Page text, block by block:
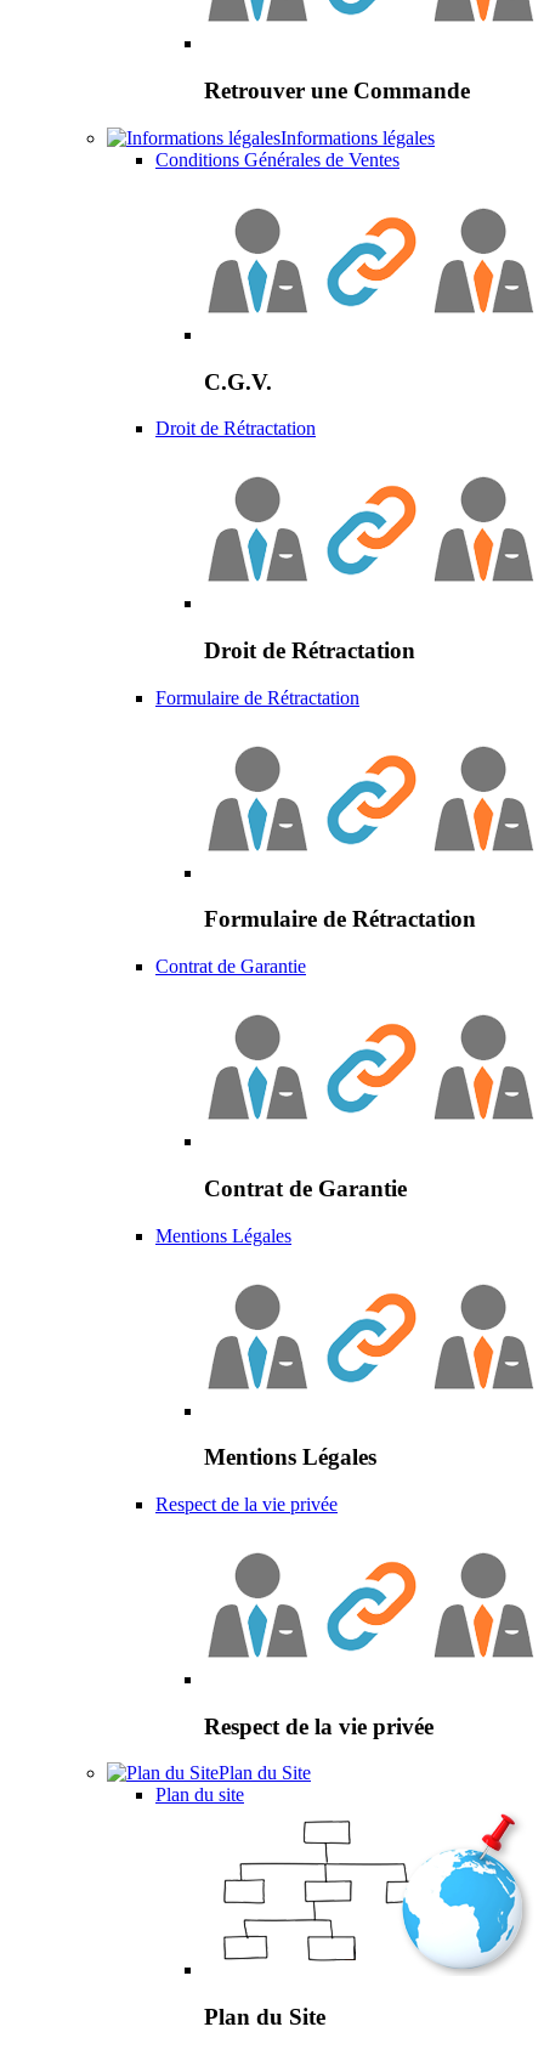
Retrouver une Commande
Informations légales
Conditions Générales de Ventes
C.G.V.
Droit de Rétractation
Droit de Rétractation
Formulaire de Rétractation
Formulaire de Rétractation
Contrat de Garantie
Contrat de Garantie
Mentions Légales
Mentions Légales
Respect de la vie privée
Respect de la vie privée
Plan du Site
Plan du site
Plan du Site